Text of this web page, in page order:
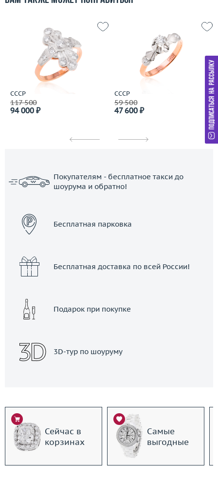
СССР
117 500
94 000 ₽
СССР
59 500
47 600 ₽
Покупателям - бесплатное такси до
шоурума и обратно!
Бесплатная парковка
Бесплатная доставка по всей России!
Подарок при покупке
3D-тур по шоуруму
Сейчас в
корзинах
Самые
выгодные